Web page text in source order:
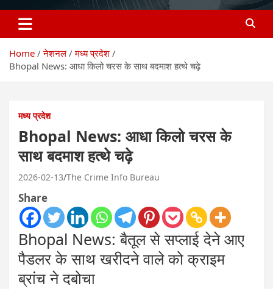
Home नेशनल
मध्य प्रदेश
Bhopal News: आधा किलो चरस के साथ बदमाश हत्थे चढ़े
मध्य प्रदेश
Bhopal News: आधा किलो चरस के
साथ बदमाश हत्थे चढ़े
2026-02-13 The Crime Info Bureau
Share
Bhopal News: बैतूल से सप्लाई देने आए
पैडलर के साथ खरीदने वाले को क्राइम
ब्रांच ने दबोचा